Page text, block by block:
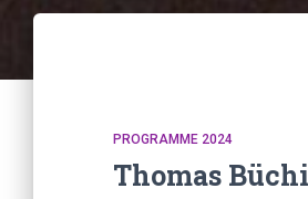
PROGRAMME 2024
Thomas Büchi